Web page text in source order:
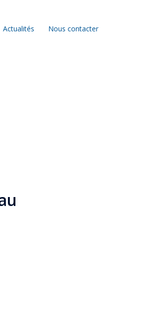
Actualités Nous contacter